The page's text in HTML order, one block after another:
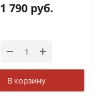
1 790руб.
В корзину